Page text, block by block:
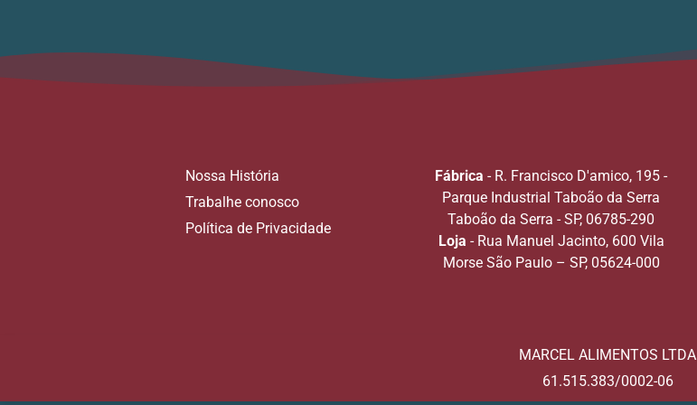
Nossa História
Trabalhe conosco
Política de Privacidade
Fábrica - R. Francisco D'amico, 195 -
Parque Industrial Taboão da Serra
Taboão da Serra - SP, 06785-290
Loja - Rua Manuel Jacinto, 600 Vila
Morse São Paulo – SP, 05624-000
MARCEL ALIMENTOS LTDA
61.515.383/0002-06